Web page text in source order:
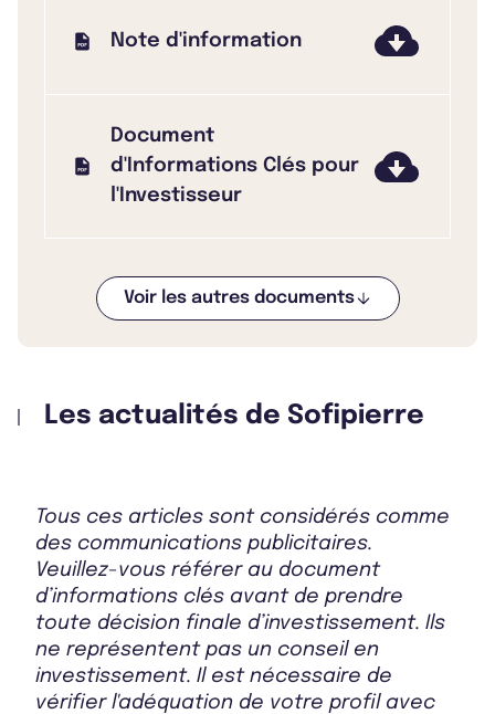
Note d'information
Document
d'Informations Clés pour
l'Investisseur
Bulletin 2025 T2
Bulletin 2025 T1
Voir les autres documents
Les actualités de Sofipierre
Tous ces articles sont considérés comme
des communications publicitaires.
Veuillez-vous référer au document
d’informations clés avant de prendre
toute décision finale d’investissement. Ils
ne représentent pas un conseil en
investissement. Il est nécessaire de
vérifier l'adéquation de votre profil avec